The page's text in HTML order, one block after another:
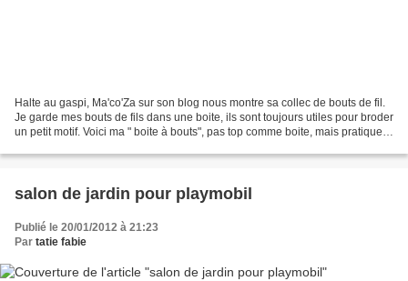
Halte au gaspi, Ma'co'Za sur son blog nous montre sa collec de bouts de fil.
Je garde mes bouts de fils dans une boite, ils sont toujours utiles pour broder
un petit motif. Voici ma " boite à bouts", pas top comme boite, mais pratique,
salon de jardin pour playmobil
Publié le 20/01/2012 à 21:23
Par tatie fabie